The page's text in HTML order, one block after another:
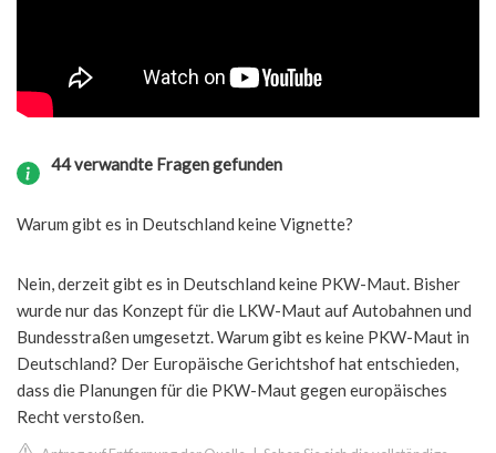
44 verwandte Fragen gefunden
Warum gibt es in Deutschland keine Vignette?
Nein, derzeit gibt es in Deutschland keine PKW-Maut. Bisher
wurde nur das Konzept für die LKW-Maut auf Autobahnen und
Bundesstraßen umgesetzt. Warum gibt es keine PKW-Maut in
Deutschland? Der Europäische Gerichtshof hat entschieden,
dass die Planungen für die PKW-Maut gegen europäisches
Recht verstoßen.